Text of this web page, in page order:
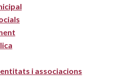
i associacions